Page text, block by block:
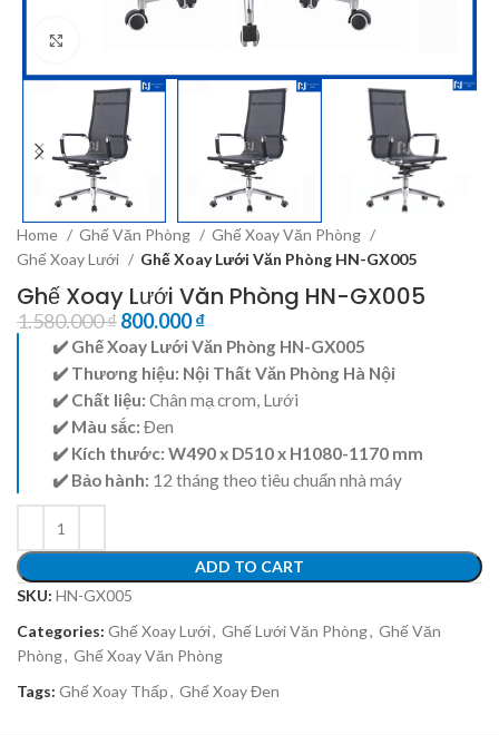
Home Ghế Văn Phòng
Ghế Xoay Văn Phòng
Ghế Xoay Lưới
Ghế Xoay Lưới Văn Phòng HN-GX005
Ghế Xoay Lưới Văn Phòng HN-GX005
1.580.000₫800.000₫
✔️ Ghế Xoay Lưới Văn Phòng HN-GX005
✔️ Thương hiệu: Nội Thất Văn Phòng Hà Nội
✔️ Chất liệu: Chân mạ crom, Lưới
✔️ Màu sắc: Đen
✔️ Kích thước: W490 x D510 x H1080-1170 mm
✔️ Bảo hành: 12 tháng theo tiêu chuẩn nhà máy
ADD TO CART
SKU: HN-GX005
Categories: Ghế Xoay Lưới, Ghế Lưới Văn Phòng, Ghế Văn
Phòng, Ghế Xoay Văn Phòng
Tags: Ghế Xoay Thấp, Ghế Xoay Đen